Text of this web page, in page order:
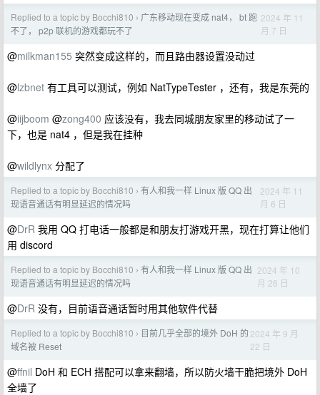
Replied to a topic by Bocchi810 › 广东移动现在变成 nat4， bt 跑
不了， p2p 联机的游戏都玩不了
2024 年 11
月 7 日
@milkman155 突然变成这样的，而且路由器设置没动过
@lzbnet 有工具可以测试，例如 NatTypeTester ，还有，我是东莞的
@iijboom @zong400 应该没有，我去同城朋友家里的移动试了一
下，也是 nat4 ，但是我在挂种
@wildlynx 分配了
Replied to a topic by Bocchi810 › 有人和我一样 Linux 版 QQ 出
现语音通话有明显延迟的情况吗
2024 年 11
月 6 日
@DrR 我用 QQ 打电话一般都是和朋友打游戏开黑，现在打算让他们
用 discord
Replied to a topic by Bocchi810 › 有人和我一样 Linux 版 QQ 出
现语音通话有明显延迟的情况吗
2024 年 10
月 26 日
@DrR 没有，目前语音通话暂时用其他软件代替
Replied to a topic by Bocchi810 › 目前几乎全部的境外 DoH 的
域名被 Reset
2024 年 9 月
22 日
@ffnil DoH 和 ECH 搭配可以拿来翻墙，所以防火墙干脆把境外 DoH
全墙了